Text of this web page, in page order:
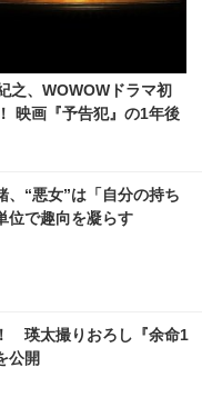
之、WOWOWドラマ初
映画『予告犯』の1年後
、“悪女”は「自分の持ち
位で趣向を凝らす
瑛太撮りおろし『余命1
公開